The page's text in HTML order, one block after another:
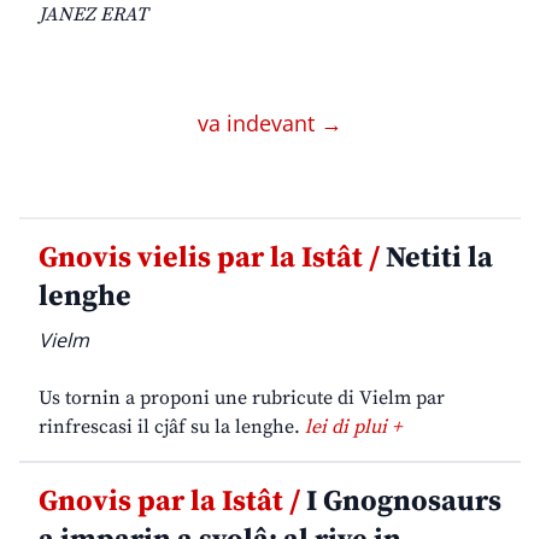
JANEZ ERAT
va indevant →
Gnovis vielis par la Istât /Netiti la
lenghe
Vielm
Us tornin a proponi une rubricute di Vielm par
rinfrescasi il cjâf su la lenghe. lei di plui +
Gnovis par la Istât /I Gnognosaurs